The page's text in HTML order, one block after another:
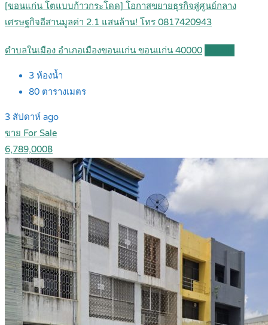
[ขอนแก่น โตแบบก้าวกระโดด] โอกาสขยายธุรกิจสู่ศูนย์กลาง
เศรษฐกิจอีสานมูลค่า 2.1 แสนล้าน! โทร 0817420943
ตำบลในเมือง อำเภอเมืองขอนแก่น ขอนแก่น 40000
3 ห้องน้ำ
80 ตารางเมตร
3 สัปดาห์ ago
ขาย For Sale
6,789,000฿